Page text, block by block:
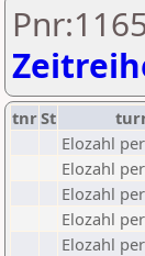
tnrSt
Elozahl
Elozahl
Elozahl
Elozahl
Elozahl